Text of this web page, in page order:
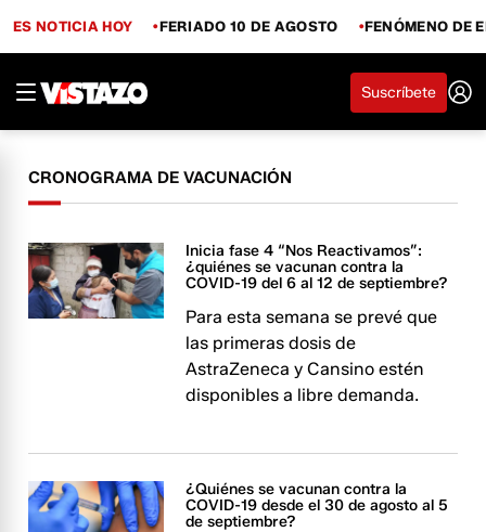
ES NOTICIA HOY FERIADO 10 DE AGOSTO FENÓMENO DE
Suscríbete
CRONOGRAMA DE VACUNACIÓN
Inicia fase 4 “Nos Reactivamos”:
¿quiénes se vacunan contra la
COVID-19 del 6 al 12 de septiembre?
Para esta semana se prevé que
las primeras dosis de
AstraZeneca y Cansino estén
disponibles a libre demanda.
¿Quiénes se vacunan contra la
COVID-19 desde el 30 de agosto al 5
de septiembre?